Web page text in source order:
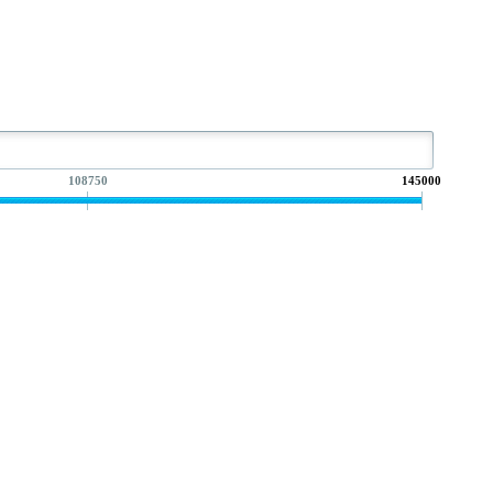
108750 145000